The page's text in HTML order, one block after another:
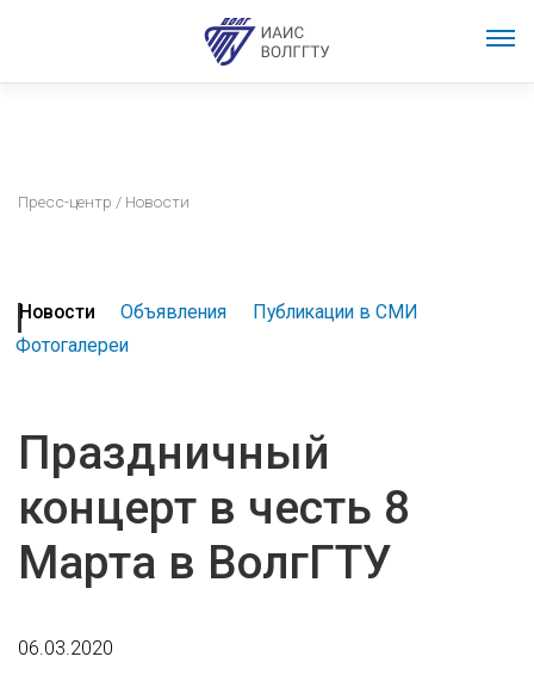
Пресс-центр / Новости
Новости Объявления
Публикации в СМИ
Фотогалереи
Праздничный
концерт в честь 8
Марта в ВолгГТУ
06.03.2020